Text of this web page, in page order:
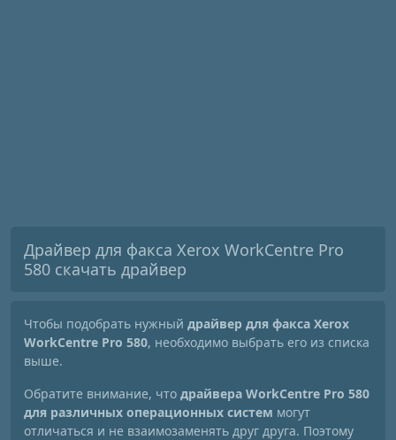
Драйвер для факса Xerox WorkCentre Pro
580 скачать драйвер
Чтобы подобрать нужный драйвер для факса Xerox
WorkCentre Pro 580, необходимо выбрать его из списка
выше.
Обратите внимание, что драйвера WorkCentre Pro 580
для различных операционных систем могут
отличаться и не взаимозаменять друг друга. Поэтому